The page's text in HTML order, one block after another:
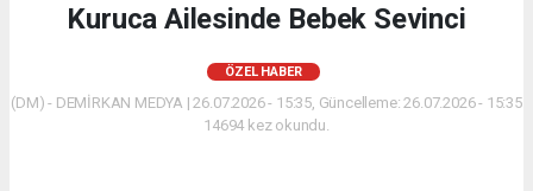
Kuruca Ailesinde Bebek Sevinci
ÖZEL HABER
(DM) - DEMİRKAN MEDYA | 26.07.2026 - 15:35, Güncelleme: 26.07.2026 - 15:35
14694 kez okundu.